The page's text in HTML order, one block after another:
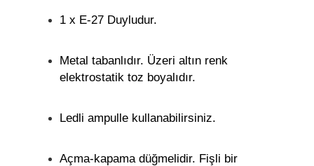
1 x E-27 Duyludur.
Metal tabanlıdır. Üzeri altın renk
elektrostatik toz boyalıdır.
Ledli ampulle kullanabilirsiniz.
Açma-kapama düğmelidir. Fişli bir